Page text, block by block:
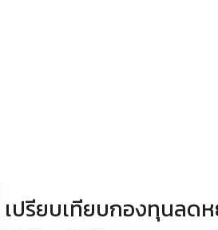
เปรียบเทียบกองทุนลด